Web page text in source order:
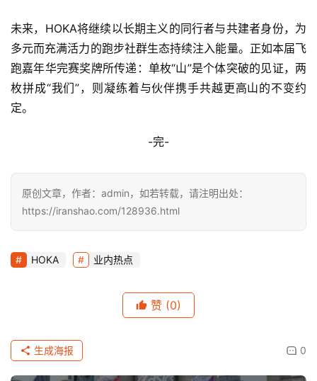
未来，HOKA将继续以长期主义的同行者与共建者身份，为
多元而充满活力的跑步社群生态持续注入能量。正如本届飞
跑嘉年华完赛奖牌所传递：单枚“山”是个体突破的见证，两
枚拼成“我们”，则凝练着与伙伴携手共越更高山的不变约
定。
-完-
原创文章，作者：admin，如若转载，请注明出处：
https://iranshao.com/128936.html
HOKA 业内热点
赞 (0)
0
生成海报